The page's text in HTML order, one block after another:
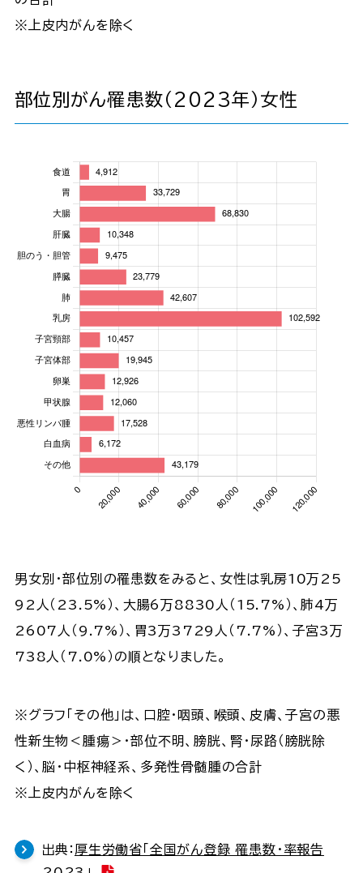
※上皮内がんを除く
部位別がん罹患数（2023年）女性
男女別・部位別の罹患数をみると、女性は乳房10万25
92人（23.5%）、大腸6万8830人（15.7%）、肺4万
2607人（9.7%）、胃3万3729人（7.7%）、子宮3万
738人（7.0%）の順となりました。
※グラフ「その他」は、口腔・咽頭、喉頭、皮膚、子宮の悪
性新生物＜腫瘍＞・部位不明、膀胱、腎・尿路（膀胱除
く）、脳・中枢神経系、多発性骨髄腫の合計
※上皮内がんを除く
出典： 厚生労働省「全国がん登録 罹患数・率報告